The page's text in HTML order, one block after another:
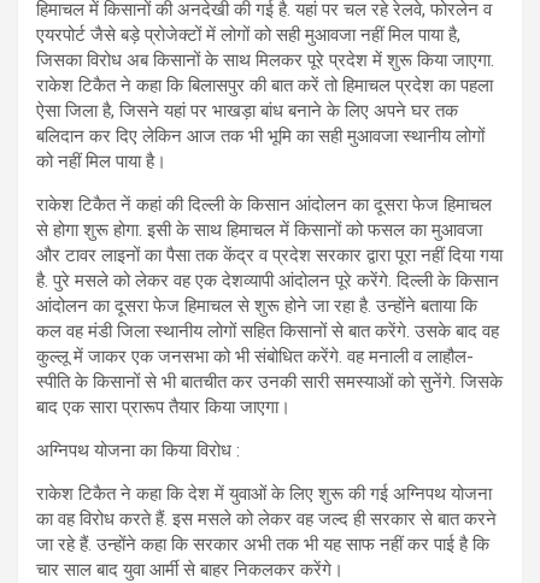
हिमाचल में किसानों की अनदेखी की गई है. यहां पर चल रहे रेलवे, फोरलेन व
एयरपोर्ट जैसे बड़े प्रोजेक्टों में लोगों को सही मुआवजा नहीं मिल पाया है,
जिसका विरोध अब किसानों के साथ मिलकर पूरे प्रदेश में शुरू किया जाएगा.
राकेश टिकैत ने कहा कि बिलासपुर की बात करें तो हिमाचल प्रदेश का पहला
ऐसा जिला है, जिसने यहां पर भाखड़ा बांध बनाने के लिए अपने घर तक
बलिदान कर दिए लेकिन आज तक भी भूमि का सही मुआवजा स्थानीय लोगों
को नहीं मिल पाया है।
राकेश टिकैत नें कहां की दिल्ली के किसान आंदोलन का दूसरा फेज हिमाचल
से होगा शुरू होगा. इसी के साथ हिमाचल में किसानों को फसल का मुआवजा
और टावर लाइनों का पैसा तक केंद्र व प्रदेश सरकार द्वारा पूरा नहीं दिया गया
है. पुरे मसले को लेकर वह एक देशव्यापी आंदोलन पूरे करेंगे. दिल्ली के किसान
आंदोलन का दूसरा फेज हिमाचल से शुरू होने जा रहा है. उन्होंने बताया कि
कल वह मंडी जिला स्थानीय लोगों सहित किसानों से बात करेंगे. उसके बाद वह
कुल्लू में जाकर एक जनसभा को भी संबोधित करेंगे. वह मनाली व लाहौल-
स्पीति के किसानों से भी बातचीत कर उनकी सारी समस्याओं को सुनेंगे. जिसके
बाद एक सारा प्रारूप तैयार किया जाएगा।
अग्निपथ योजना का किया विरोध :
राकेश टिकैत ने कहा कि देश में युवाओं के लिए शुरू की गई अग्निपथ योजना
का वह विरोध करते हैं. इस मसले को लेकर वह जल्द ही सरकार से बात करने
जा रहे हैं. उन्होंने कहा कि सरकार अभी तक भी यह साफ नहीं कर पाई है कि
चार साल बाद युवा आर्मी से बाहर निकलकर करेंगे।